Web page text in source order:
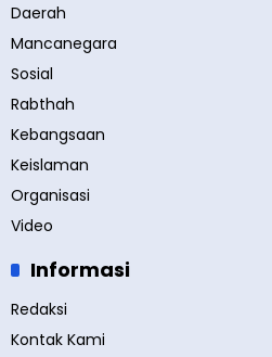
Daerah
Mancanegara
Sosial
Rabthah
Kebangsaan
Keislaman
Organisasi
Video
Informasi
Redaksi
Kontak Kami